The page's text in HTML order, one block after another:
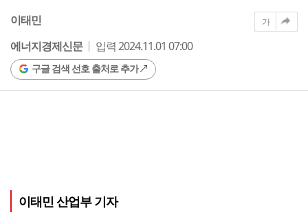
이태민
에너지경제신문
입력 2024.11.01 07:00
구글 검색 선호 출처로 추가
가
이태민 산업부 기자